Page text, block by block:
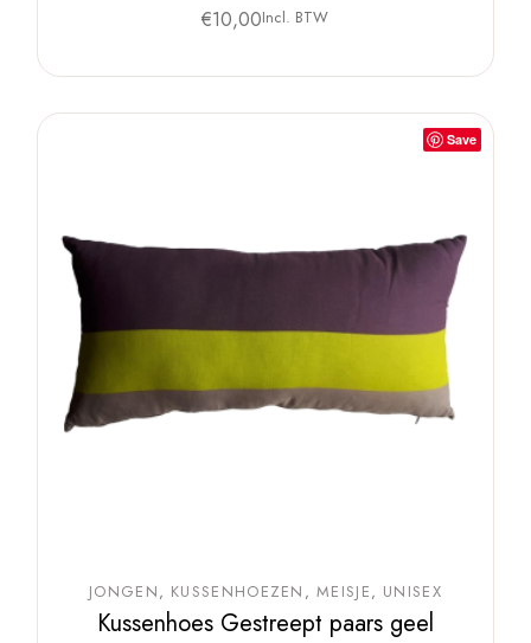
€10,00Incl. BTW
Save
JONGEN KUSSENHOEZEN MEISJE UNISEX
Kussenhoes Gestreept paars geel